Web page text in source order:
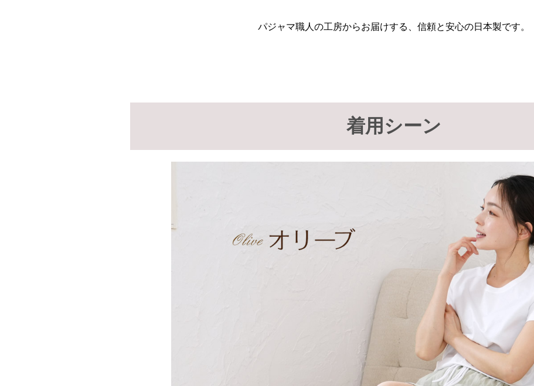
パジャマ職人の工房からお届けする、信頼と安心の日本製です。
着用シーン